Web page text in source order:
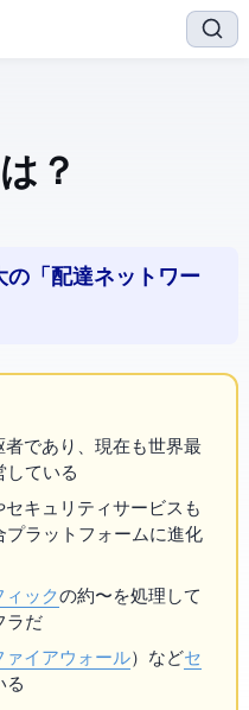
は？
の「配達ネットワー
であり、現在も世界最
している
セキュリティサービスも
プラットフォームに進化
ィックの約15〜30%を処理して
ラだ
ァイアウォール）などセ
る